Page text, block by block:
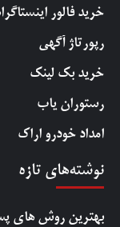
خرید فالور
رپورتاژ آگهی
خرید بک لینک
رستوران یاب
امداد خودرو اراک
نوشته‌های تازه
بهترین روش‌ های